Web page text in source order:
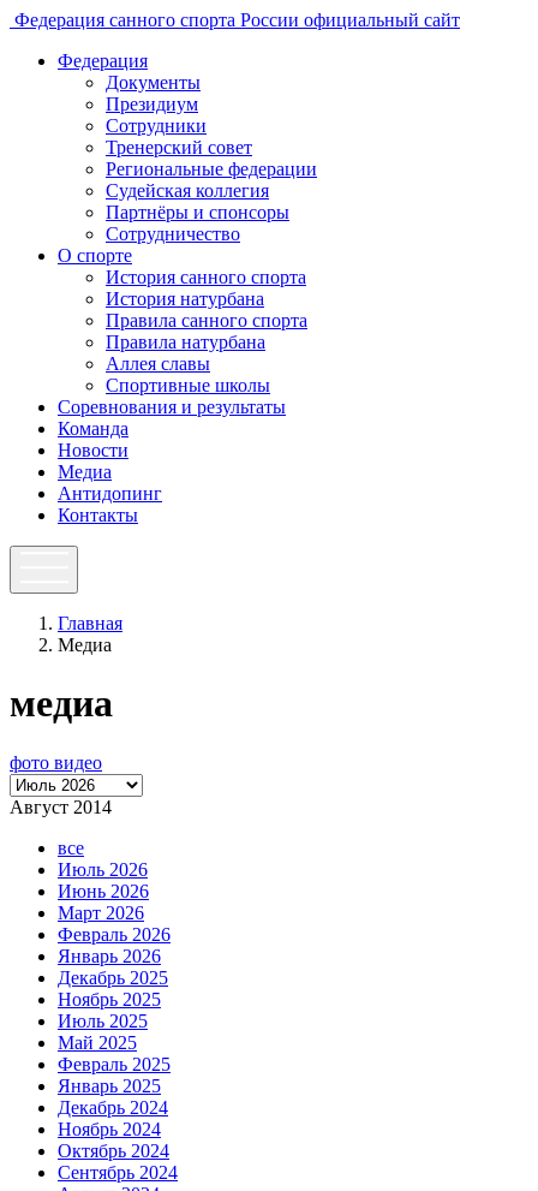
Федерация санного спорта России официальный сайт
Федерация
Документы
Президиум
Сотрудники
Тренерский совет
Региональные федерации
Судейская коллегия
Партнёры и спонсоры
Сотрудничество
О спорте
История санного спорта
История натурбана
Правила санного спорта
Правила натурбана
Аллея славы
Спортивные школы
Соревнования и результаты
Команда
Новости
Медиа
Антидопинг
Контакты
Главная
Медиа
медиа
фото видео
Август 2014
все
Июль 2026
Июнь 2026
Март 2026
Февраль 2026
Январь 2026
Декабрь 2025
Ноябрь 2025
Июль 2025
Май 2025
Февраль 2025
Январь 2025
Декабрь 2024
Ноябрь 2024
Октябрь 2024
Сентябрь 2024